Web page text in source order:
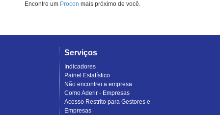
Encontre um Procon mais próximo de você.
Serviços
Indicadores
Painel Estatístico
Não encontrei a empresa
Como Aderir - Empresas
Acesso Restrito para Gestores e
Empresas